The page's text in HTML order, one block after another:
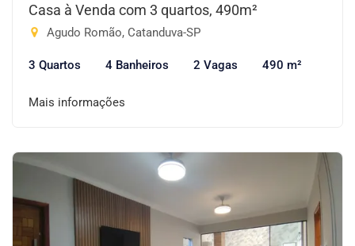
Casa à Venda com 3 quartos, 490m²
Agudo Romão, Catanduva-SP
3 Quartos 4 Banheiros 2 Vagas 490 m²
Mais informações